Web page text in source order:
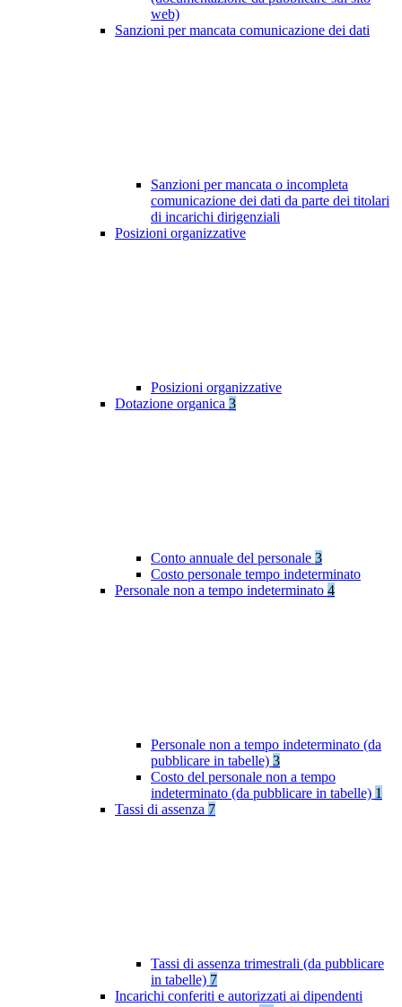
web)
Sanzioni per mancata comunicazione dei dati
Sanzioni per mancata o incompleta
comunicazione dei dati da parte dei titolari
di incarichi dirigenziali
Posizioni organizzative
Posizioni organizzative
Dotazione organica 3
Conto annuale del personale 3
Costo personale tempo indeterminato
Personale non a tempo indeterminato 4
Personale non a tempo indeterminato (da
pubblicare in tabelle) 3
Costo del personale non a tempo
indeterminato (da pubblicare in tabelle) 1
Tassi di assenza 7
Tassi di assenza trimestrali (da pubblicare
in tabelle) 7
Incarichi conferiti e autorizzati ai dipendenti